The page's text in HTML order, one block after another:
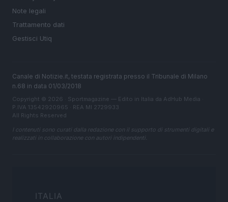
Note legali
Trattamento dati
Gestisci Utiq
Canale di Notizie.it, testata registrata presso il Tribunale di Milano
n.68 in data 01/03/2018
Copyright © 2026 · Sportmagazine — Edito in Italia da AdHub Media
P.IVA 13542920965 · REA MI 2729933
All Rights Reserved
I contenuti sono curati dalla redazione con il supporto di strumenti digitali e
realizzati in collaborazione con autori indipendenti.
ITALIA